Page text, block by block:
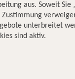
aus. Soweit Sie
unterbreitet
sind aktiv.